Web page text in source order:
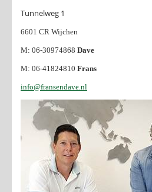
Tunnelweg 1
6601 CR Wijchen
M: 06-30974868 Dave
M: 06-41824810 Frans
info@fransendave.nl